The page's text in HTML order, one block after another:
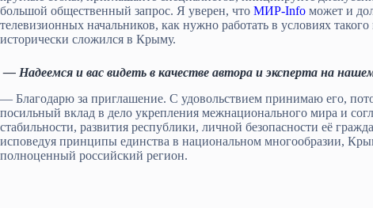
большой общественный запрос. Я уверен, что МИР-Info может и
телевизионных начальников, как нужно работать в условиях
исторически сложился в Крыму.
— Надеемся и вас видеть в качестве автора и эксперта на
— Благодарю за приглашение. С удовольствием принимаю его,
посильный вклад в дело укрепления межнационального мира и
стабильности, развития республики, личной безопасности её
исповедуя принципы единства в национальном многообразии,
полноценный российский регион.